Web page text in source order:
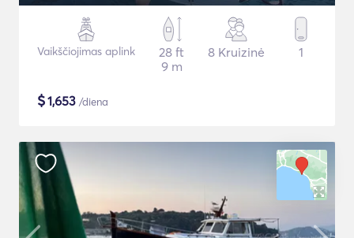
Vaikščiojimas aplink
28 ft
9 m
8 Kruizinė 1
$1,653 /diena